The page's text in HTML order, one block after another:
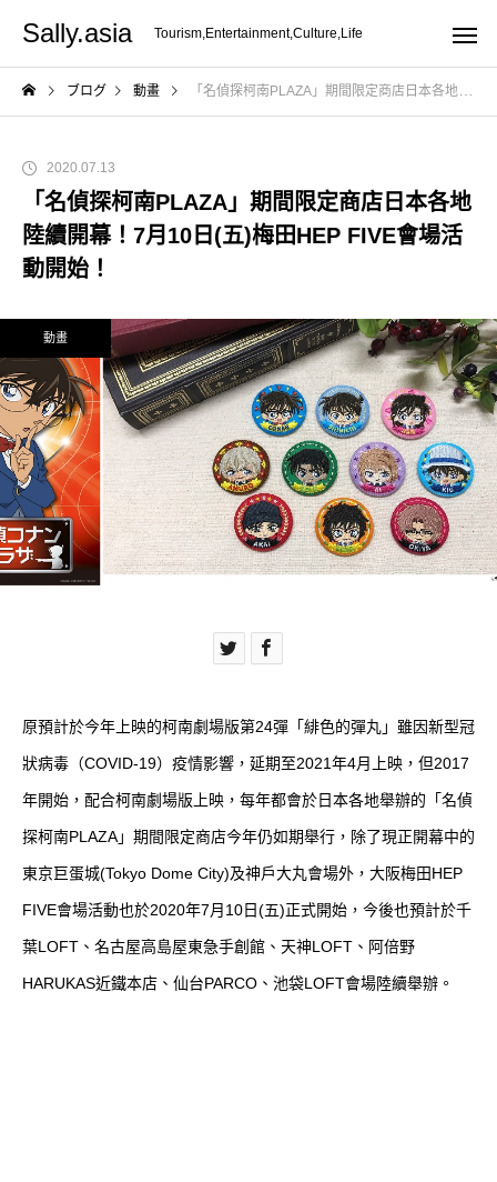
Sally.asia Tourism,Entertainment,Culture,Life
ブログ 動畫 「名偵探柯南PLAZA」期間限定商店日本各地陸續開幕！7月10日(五)梅田HEP FIVE會場活動開始！
2020.07.13
「名偵探柯南PLAZA」期間限定商店日本各地
陸續開幕！7月10日(五)梅田HEP FIVE會場活
動開始！
動畫
原預計於今年上映的柯南劇場版第24彈「緋色的彈丸」雖因新型冠
狀病毒（COVID-19）疫情影響，延期至2021年4月上映，但2017
年開始，配合柯南劇場版上映，每年都會於日本各地舉辦的「名偵
探柯南PLAZA」期間限定商店今年仍如期舉行，除了現正開幕中的
東京巨蛋城(Tokyo Dome City)及神戶大丸會場外，大阪梅田HEP
FIVE會場活動也於2020年7月10日(五)正式開始，今後也預計於千
葉LOFT、名古屋高島屋東急手創館、天神LOFT、阿倍野
HARUKAS近鐵本店、仙台PARCO、池袋LOFT會場陸續舉辦。